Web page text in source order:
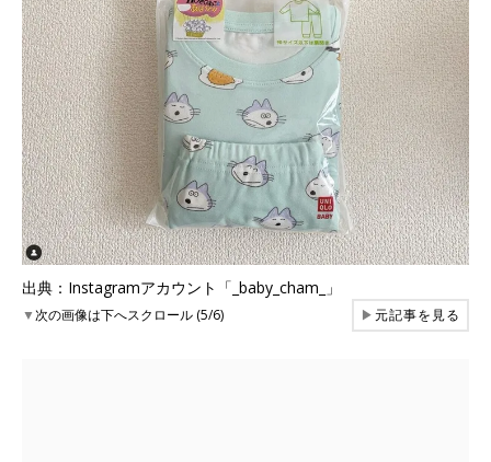
出典：Instagramアカウント「_baby_cham_」
▼次の画像は下へスクロール (5/6) ▶元記事を見る